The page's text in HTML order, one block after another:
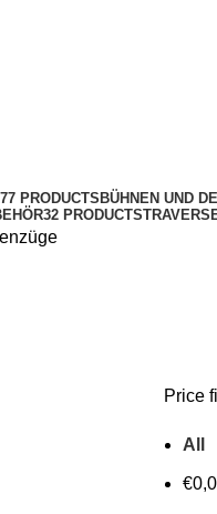
77 PRODUCTSBÜHNEN UND
32 PRODUCTS
Price
All
€